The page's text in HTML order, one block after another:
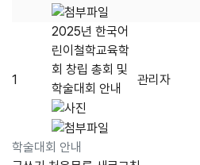
학술대회 안내
1
2025년 한국어
린이철학교육학
회 창립 총회 및
학술대회 안내
관리자